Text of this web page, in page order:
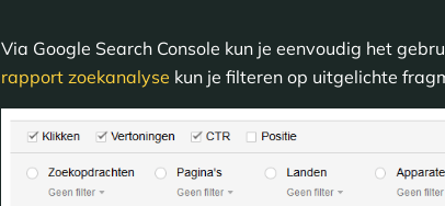
Via Google Search Console kun je eenvoudig het
rapport zoekanalyse kun je filteren op uitgelichte